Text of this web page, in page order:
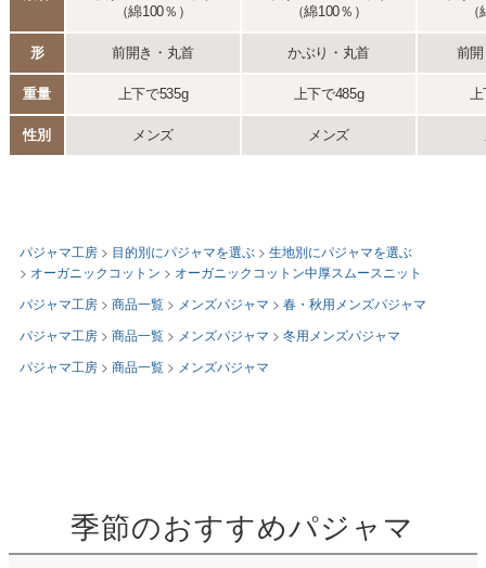
パジャマ工房 目的別にパジャマを選ぶ
生地別にパジャマを選ぶ
オーガニックコットン
オーガニックコットン中厚スムースニット
パジャマ工房
商品一覧 メンズパジャマ
春・秋用メンズパジャマ
パジャマ工房
商品一覧 メンズパジャマ
冬用メンズパジャマ
パジャマ工房
商品一覧 メンズパジャマ
季節のおすすめパジャマ